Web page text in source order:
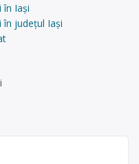
în Iași
în județul Iași